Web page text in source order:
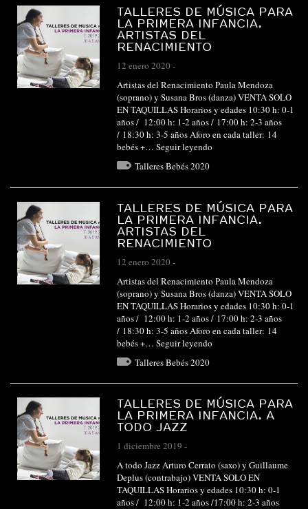
TALLERES DE MÚSICA PARA
LA PRIMERA INFANCIA.
ARTISTAS DEL
RENACIMIENTO
12 enero 2020 -
Artistas del Renacimiento Paula Mendoza
(soprano) y Susana Bros (danza) VENTA SOLO
EN TAQUILLAS Horarios y edades 10:30 h: 0-1
años / 12:00 h: 1-2 años / 17:00 h: 2-3 años
/ 18:30 h: 3-5 años Aforo en cada taller: 14
bebés +… Seguir leyendo
Talleres Bebés 2020
TALLERES DE MÚSICA PARA
LA PRIMERA INFANCIA.
ARTISTAS DEL
RENACIMIENTO
12 enero 2020 -
Artistas del Renacimiento Paula Mendoza
(soprano) y Susana Bros (danza) VENTA SOLO
EN TAQUILLAS Horarios y edades 10:30 h: 0-1
años / 12:00 h: 1-2 años / 17:00 h: 2-3 años
/ 18:30 h: 3-5 años Aforo en cada taller: 14
bebés +… Seguir leyendo
Talleres Bebés 2020
TALLERES DE MÚSICA PARA
LA PRIMERA INFANCIA. A
TODO JAZZ
1 diciembre 2019 -
A todo Jazz Arturo Cerrato (saxo) y Guillaume
Deplus (contrabajo) VENTA SOLO EN
TAQUILLAS Horarios y edades 10:30 h: 0-1
años / 12:00 h: 1-2 años /17:00 h: 2-3 años